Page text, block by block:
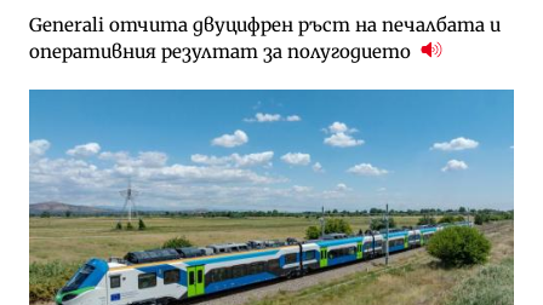
Generali отчита двуцифрен ръст на печалбата и
оперативния резултат за полугодието